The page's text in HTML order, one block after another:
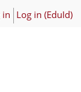
in Log in (EduId)